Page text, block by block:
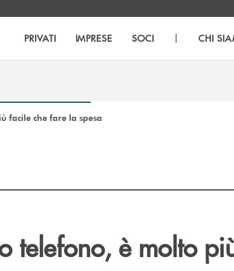
PRIVATI IMPRESE SOCI | CHI
facile che fare la spesa
telefono, è molto